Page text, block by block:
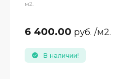
м2.
6 400.00 руб. /м2.
В наличии!